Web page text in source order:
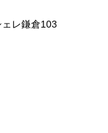
レ鎌倉103